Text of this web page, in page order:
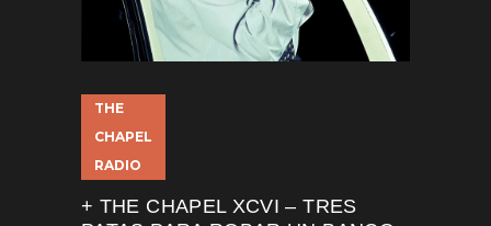
THE
CHAPEL
RADIO
+ THE CHAPEL XCVI – TRES